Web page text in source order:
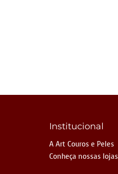
Institucional
A Art Couros e Peles
Conheça nossas lojas